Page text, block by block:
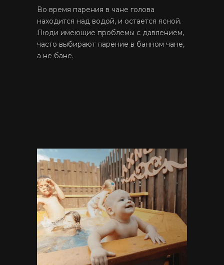
Во время парения в чане голова
находится над водой, и остается ясной.
Люди имеющие проблемы с давлением,
часто выбирают парение в банном чане,
а не бане.